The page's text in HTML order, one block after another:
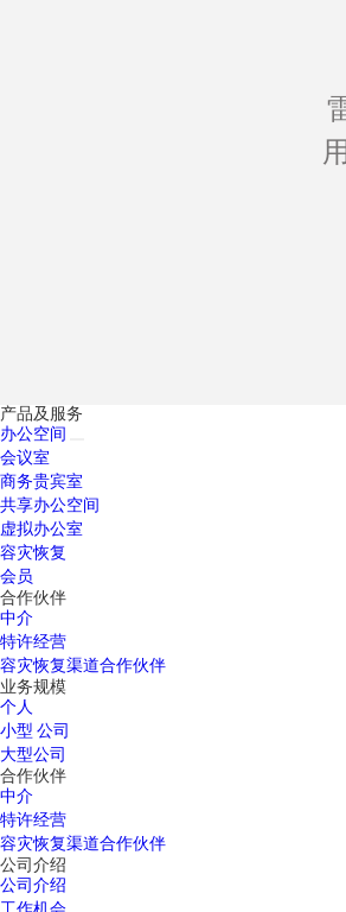
产品及服务
办公空间
会议室
商务贵宾室
共享办公空间
虚拟办公室
容灾恢复
会员
合作伙伴
中介
特许经营
容灾恢复渠道合作伙伴
业务规模
个人
小型 公司
大型公司
合作伙伴
中介
特许经营
容灾恢复渠道合作伙伴
公司介绍
公司介绍